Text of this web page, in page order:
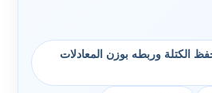
الكتلة وربطه بوزن المعادلات